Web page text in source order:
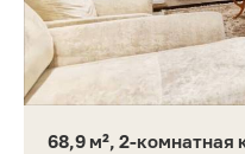
68,9 м², 2-комнатная